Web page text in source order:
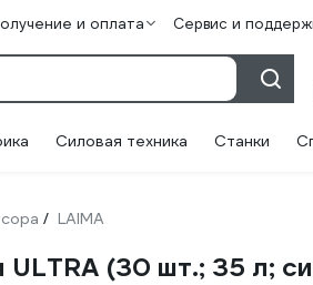
и оплата Сервис и
Силовая техника Станки
/ LAIMA
(30 шт.; 35 л;